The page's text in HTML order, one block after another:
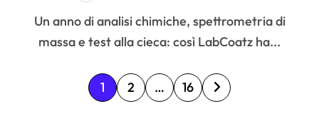
Un anno di analisi chimiche, spettrometria di
massa e test alla cieca: così LabCoatz ha...
P1 2 … 16